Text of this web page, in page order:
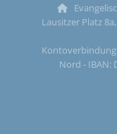

Lausitzer Platz
Nord - IBAN: